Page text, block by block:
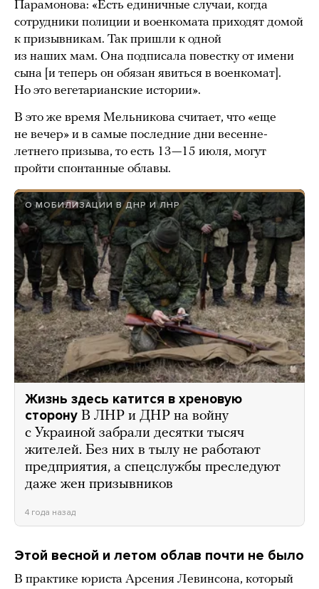
Парамонова: «Есть единичные случаи, когда
сотрудники полиции и военкомата приходят домой
к призывникам. Так пришли к одной
из наших мам. Она подписала повестку от имени
сына [и теперь он обязан явиться в военкомат].
Но это вегетарианские истории».
В это же время Мельникова считает, что «еще
не вечер» и в самые последние дни весенне-
летнего призыва, то есть 13—15 июля, могут
пройти спонтанные облавы.
О МОБИЛИЗАЦИИ В ДНР И ЛНР
Жизнь здесь катится в хреновую
сторону В ЛНР и ДНР на войну
с Украиной забрали десятки тысяч
жителей. Без них в тылу не работают
предприятия, а спецслужбы преследуют
даже жен призывников
4 года назад
Этой весной и летом облав почти не было
В практике юриста Арсения Левинсона, который